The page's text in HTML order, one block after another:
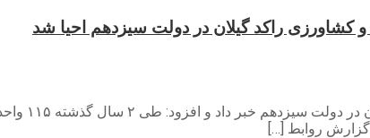
گزارش روابط […]